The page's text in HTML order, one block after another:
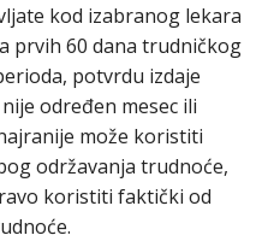
kod izabranog lekara
prvih 60 dana trudničkog
potvrdu izdaje
određen mesec ili
može koristiti
održavanja trudnoće,
koristiti faktički od